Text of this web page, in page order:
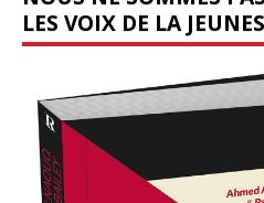
LES VOIX DE LA